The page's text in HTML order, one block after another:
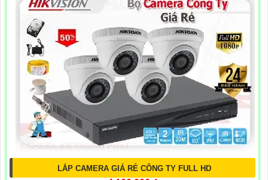
LẮP CAMERA GIÁ RẺ CÔNG TY FULL HD